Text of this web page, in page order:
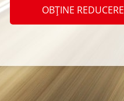
OBȚINE REDUCERE